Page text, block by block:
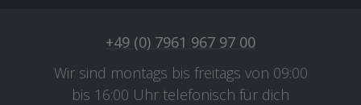
+49 (0) 7961 967 97 00
Wir sind montags bis freitags von 09:00
bis 16:00 Uhr telefonisch für dich